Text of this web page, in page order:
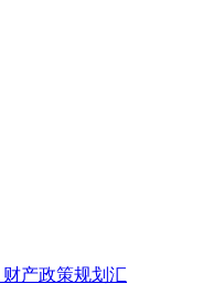
产政策规划汇